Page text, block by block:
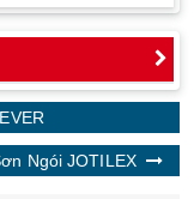
Ngói JOTILEX